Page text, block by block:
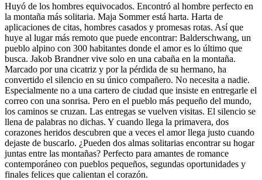
Huyó de los hombres equivocados. Encontró al hombre perfecto en
la montaña más solitaria. Maja Sommer está harta. Harta de
aplicaciones de citas, hombres casados y promesas rotas. Así que
huye al lugar más remoto que puede encontrar: Balderschwang, un
pueblo alpino con 300 habitantes donde el amor es lo último que
busca. Jakob Brandner vive solo en una cabaña en la montaña.
Marcado por una cicatriz y por la pérdida de su hermano, ha
convertido el silencio en su único compañero. No necesita a nadie.
Especialmente no a una cartero de ciudad que insiste en entregarle el
correo con una sonrisa. Pero en el pueblo más pequeño del mundo,
los caminos se cruzan. Las entregas se vuelven visitas. El silencio se
llena de palabras no dichas. Y cuando llega la primavera, dos
corazones heridos descubren que a veces el amor llega justo cuando
dejaste de buscarlo. ¿Pueden dos almas solitarias encontrar su hogar
juntas entre las montañas? Perfecto para amantes de romance
contemporáneo con pueblos pequeños, segundas oportunidades y
finales felices que calientan el corazón.